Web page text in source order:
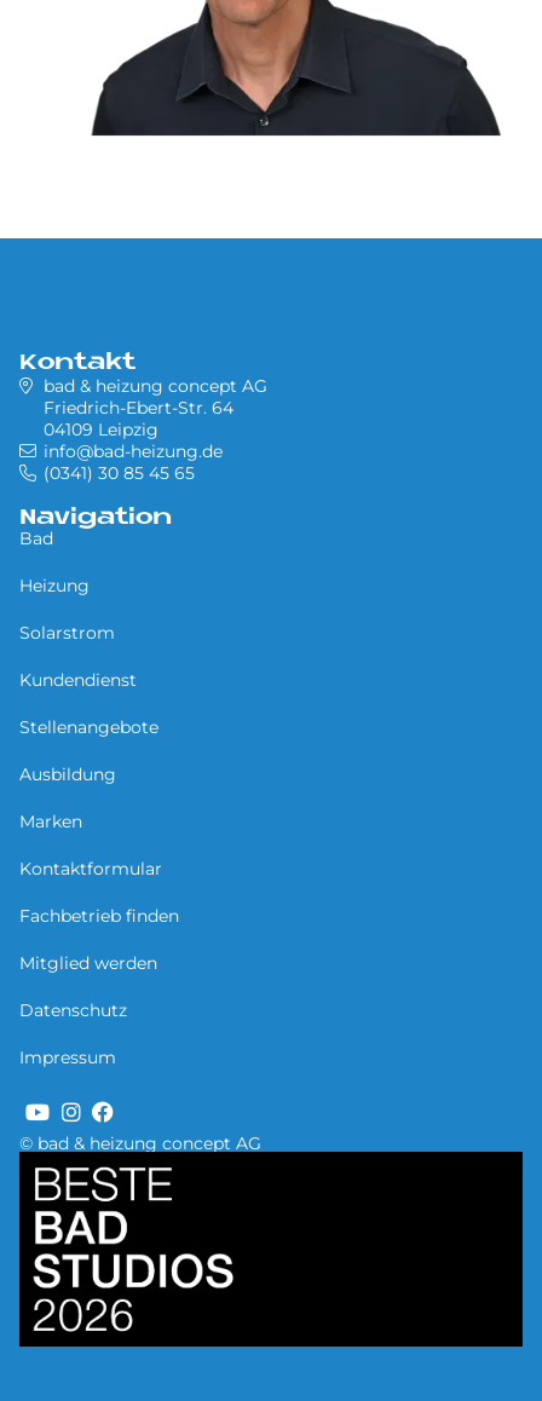
© bad & heizung concept AG
Kontakt
bad & heizung concept AG
Friedrich-Ebert-Str. 64
04109 Leipzig
info@bad-heizung.de
(0341) 30 85 45 65
Navigation
Bad
Heizung
Solarstrom
Kundendienst
Stellenangebote
Ausbildung
Marken
Kontaktformular
Fachbetrieb finden
Mitglied werden
Datenschutz
Impressum